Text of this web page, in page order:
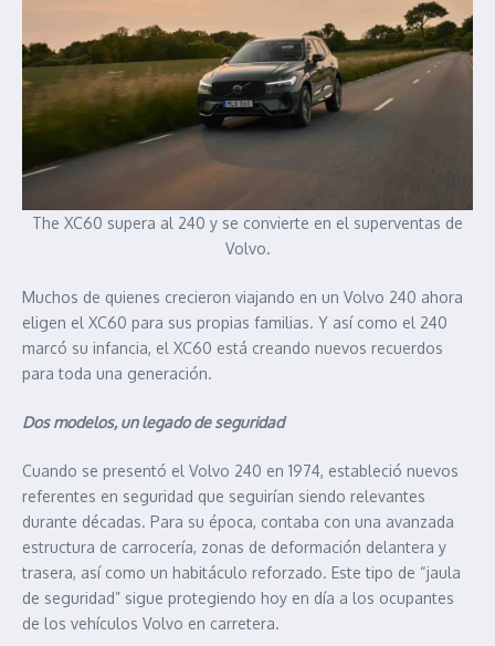
The XC60 supera al 240 y se convierte en el superventas de
Volvo.
Muchos de quienes crecieron viajando en un Volvo 240 ahora
eligen el XC60 para sus propias familias. Y así como el 240
marcó su infancia, el XC60 está creando nuevos recuerdos
para toda una generación.
Dos modelos, un legado de seguridad
Cuando se presentó el Volvo 240 en 1974, estableció nuevos
referentes en seguridad que seguirían siendo relevantes
durante décadas. Para su época, contaba con una avanzada
estructura de carrocería, zonas de deformación delantera y
trasera, así como un habitáculo reforzado. Este tipo de “jaula
de seguridad” sigue protegiendo hoy en día a los ocupantes
de los vehículos Volvo en carretera.